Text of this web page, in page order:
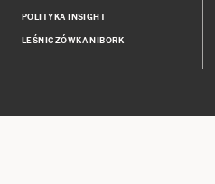
POLITYKA INSIGHT
LEŚNICZÓWKA NIBORK